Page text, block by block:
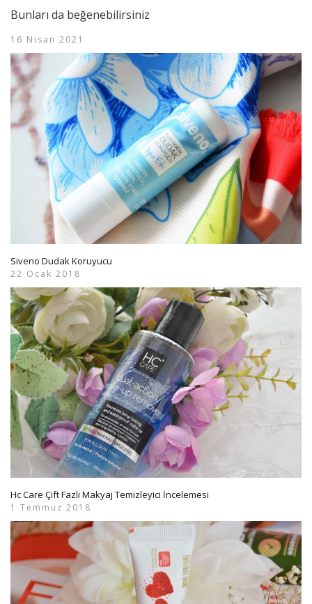
Bunları da beğenebilirsiniz
16 Nisan 2021
Siveno Dudak Koruyucu
22 Ocak 2018
Hc Care Çift Fazlı Makyaj Temizleyici İncelemesi
1 Temmuz 2018